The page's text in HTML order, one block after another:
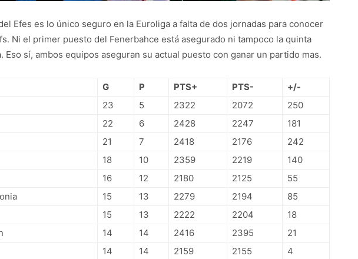
Efes es lo único seguro en la Euroliga a falta de dos jornadas para conocer
Ni el primer puesto del Fenerbahce está asegurado ni tampoco la quinta
Eso sí, ambos equipos aseguran su actual puesto con ganar un partido mas.
G P PTS+ PTS-
+/-
23 5 2322 2072
250
22 6 2428 2247
181
21 7 2418 2176
242
18 10 2359 2219
140
16 12 2180 2125
55
15 13 2279 2194
85
15 13 2222 2204
18
14 14 2416 2395
21
14 14 2159 2155
4